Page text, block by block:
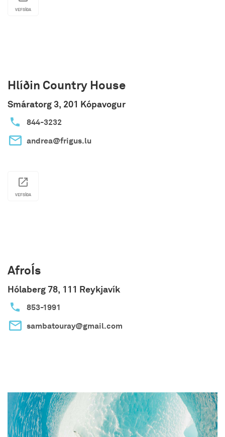
VEFSÍÐA
Hlíðin Country House
Smáratorg 3, 201 Kópavogur
844-3232
andrea@frigus.lu
VEFSÍÐA
AfroÍs
Hólaberg 78, 111 Reykjavík
853-1991
sambatouray@gmail.com